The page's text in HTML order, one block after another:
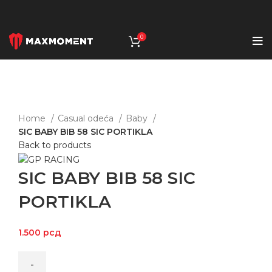
0
Home
Casual odeća
Baby
SIC BABY BIB 58 SIC PORTIKLA
Back to products
SIC BABY BIB 58 SIC
PORTIKLA
1.500 рсд